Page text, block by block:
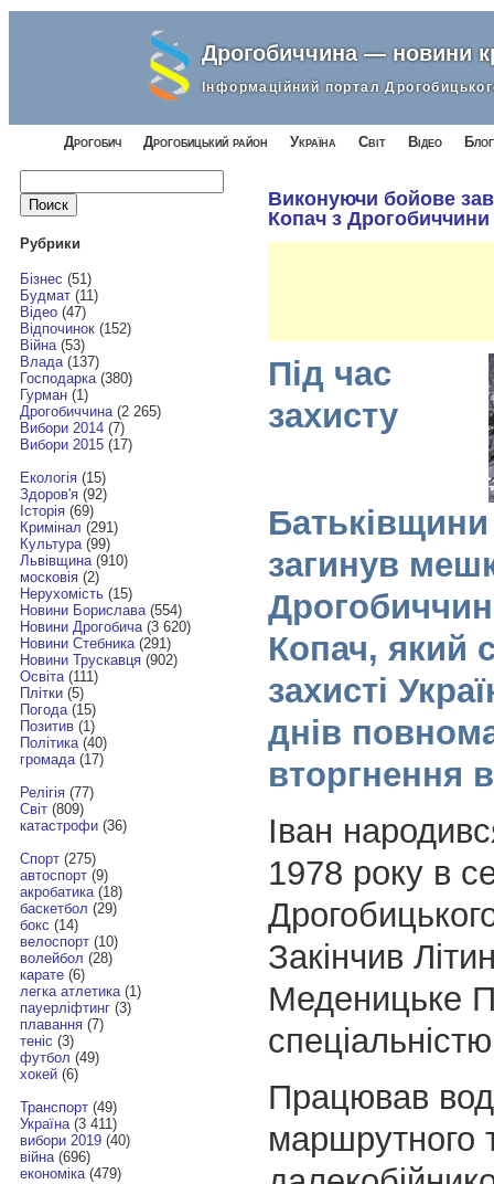
Дрогобиччина — новини
Інформаційний портал
Дрогобич Дрогобицький район Україна Світ Відео
Найти:
Рубрики
Бізнес (51)
Будмат(11)
Відео(47)
Відпочинок(152)
Війна(53)
Влада(137)
Господарка(380)
Гурман(1)
Дрогобиччина(2 265)
Вибори 2014(7)
Вибори 2015(17)
Екологія(15)
Здоров'я(92)
Історія(69)
Кримінал (291)
Культура(99)
Львівщина(910)
московія(2)
Нерухомість(15)
Новини Борислава(554)
Новини Дрогобича(3 620)
Новини Стебника(291)
Новини Трускавця(902)
Освіта(111)
Плітки(5)
Погода(15)
Позитив(1)
Політика(40)
громада(17)
Релігія(77)
Світ(809)
катастрофи(36)
Спорт(275)
автоспорт(9)
акробатика(18)
баскетбол (29)
бокс (14)
велоспорт(10)
волейбол (28)
карате(6)
легка атлетика(1)
пауерліфтинг(3)
плавання(7)
теніс (3)
футбол (49)
хокей(6)
Транспорт(49)
Україна(3 411)
вибори 2019(40)
війна(696)
економіка(479)
Виконуючи бойове
Копач з Дрогобиччини
Під час
захисту
загинув
Копач, який
захисті
днів
вторгнення
Іван
1978 року в
Закінчив
Меденицьке
Працював
маршрутного